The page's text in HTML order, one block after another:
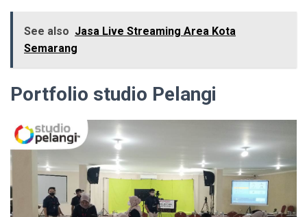
See also Jasa Live Streaming Area Kota
Semarang
Portfolio studio Pelangi